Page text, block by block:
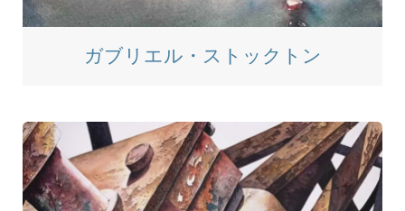
ガブリエル・ストックトン